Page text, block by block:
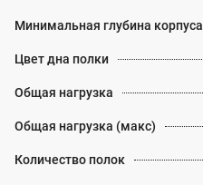
Минимальная глубина корпуса
Цвет дна полки
Общая нагрузка
Общая нагрузка (макс)
Количество полок